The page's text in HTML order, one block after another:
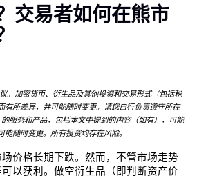
交易者如何在熊市
。加密货币、衍生品及其他投资和交易形式（包括税
有所差异，并可能随时变更。请您自行负责遵守所在
服务和产品，包括本文中提到的内容（如有），可能
随时变更。所有投资均存在风险。
价格长期下跌。然而，不管市场走势
以获利。做空衍生品（即判断资产价